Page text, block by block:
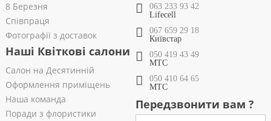
8 Березня
Співпраця
Фотографії з доставок
Наші Квіткові салони
Салон на Десятинній
Оформлення приміщень
Наша команда
Поради з флористики
063 233 93 42
Lifecell
067 659 29 18
Київстар
050 419 43 49
МТС
050 410 64 65
МТС
Передзвонити вам ?